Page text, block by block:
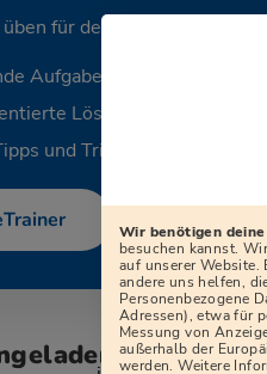
für deinen Beruf.
Aufgaben
Lösungen
und Tricks
zum
Wir benötigen
besuchen kannst.
auf unserer Website.
andere uns helfen,
Personenbezogene
Adressen), etwa für
Messung von
außerhalb der
werden. Weitere